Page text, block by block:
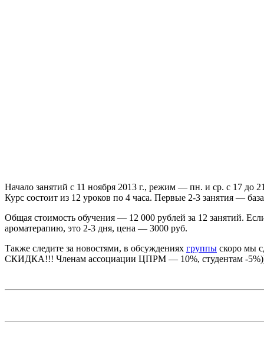
Начало занятий с 11 ноября 2013 г., режим — пн. и ср. с 17 до
Курс состоит из 12 уроков по 4 часа. Первые 2-3 занятия —
Общая стоимость обучения — 12 000 рублей за 12 занятий.
ароматерапию, это 2-3 дня, цена — 3000 руб.
Также следите за новостями, в обсуждениях группы скоро мы
СКИДКА!!! Членам ассоциации ЦПРМ — 10%, студентам -